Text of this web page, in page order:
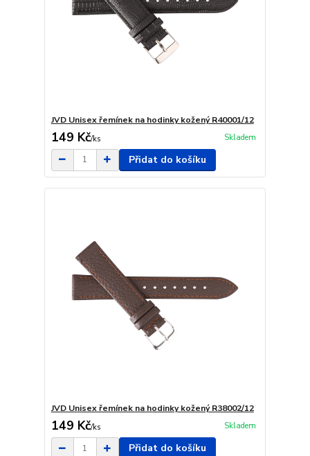
JVD Unisex řemínek na hodinky kožený R40001/12
149 Kč/ks Skladem
Přidat do košíku
JVD Unisex řemínek na hodinky kožený R38002/12
149 Kč/ks Skladem
Přidat do košíku